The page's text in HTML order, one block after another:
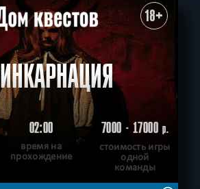
18+
02:00
время на
прохождение
7000 - 17000р.
стоимость игры
одной
команды